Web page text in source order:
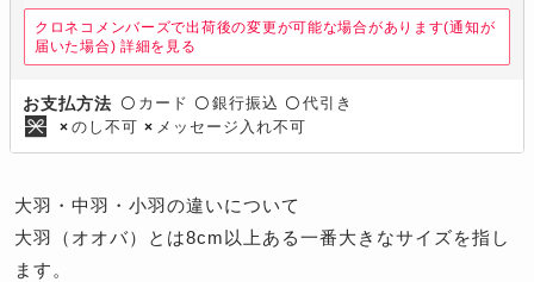
クロネコメンバーズで出荷後の変更が可能な場合があります(通知が
届いた場合) 詳細を見る
お支払方法 〇 カード 〇 銀行振込 〇 代引き
× のし不可 × メッセージ入れ不可
大羽・中羽・小羽の違いについて
大羽（オオバ）とは8cm以上ある一番大きなサイズを指し
ます。